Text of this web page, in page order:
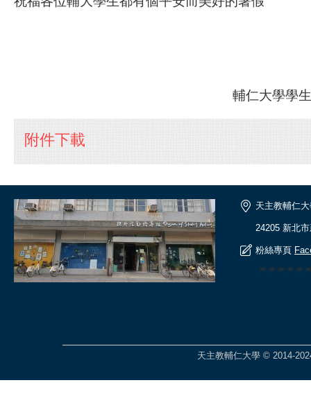
輔仁大學學生事務
附件下載
天主教輔仁
24205 新北
粉絲專頁
天主教輔仁大學 © 2014-